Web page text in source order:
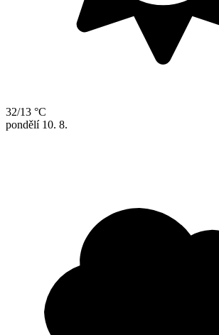
32/13 °C
pondělí 10. 8.